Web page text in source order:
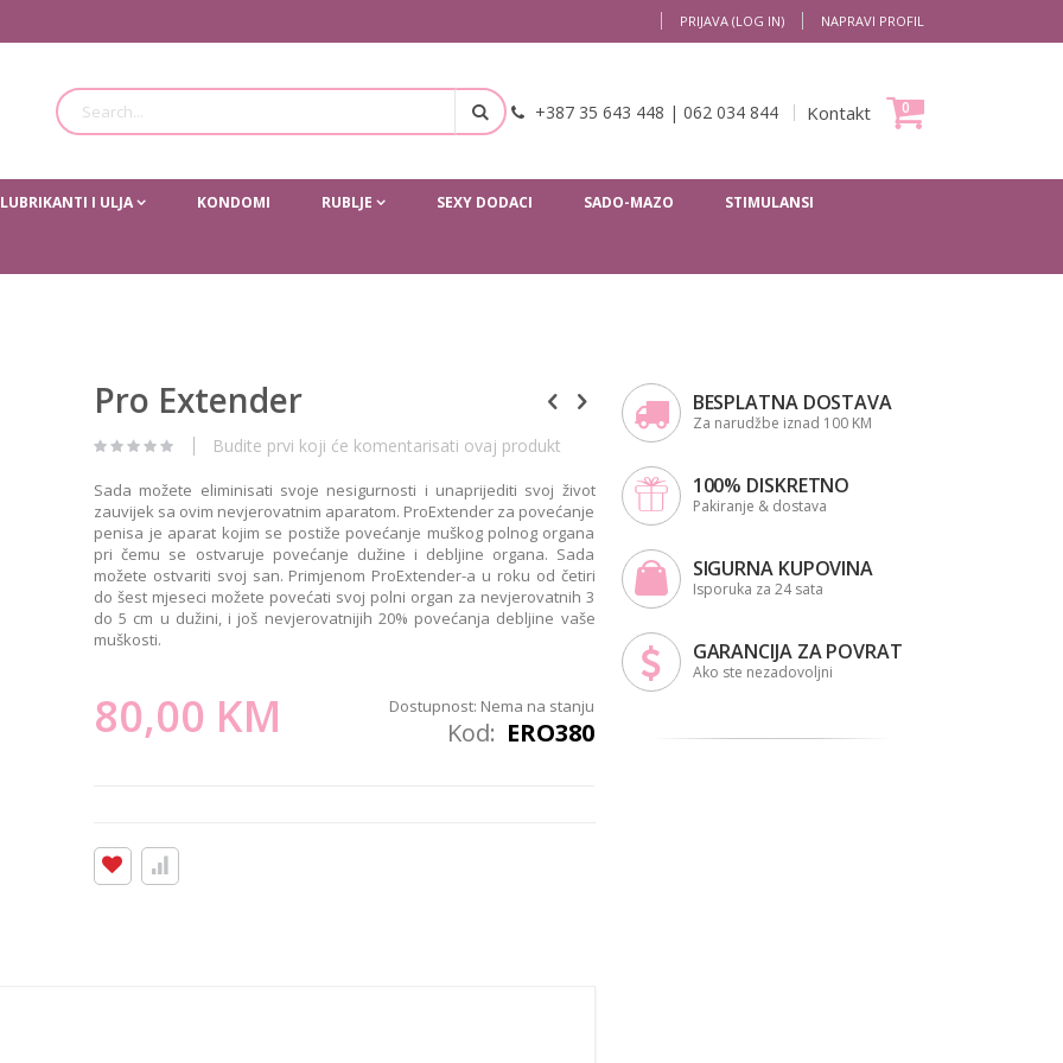
PRIJAVA (LOG IN) NAPRAVI PROFIL
Moja Korpa
0
+387 35 643 448 | 062 034 844 Kontakt
LUBRIKANTI I ULJA KONDOMI RUBLJE SEXY DODACI SADO-MAZO STIMULANSI
Pro Extender
Budite prvi koji će komentarisati ovaj produkt
Sada možete eliminisati svoje nesigurnosti i unaprijediti svoj život
zauvijek sa ovim nevjerovatnim aparatom. ProExtender za povećanje
penisa je aparat kojim se postiže povećanje muškog polnog organa
pri čemu se ostvaruje povećanje dužine i debljine organa. Sada
možete ostvariti svoj san. Primjenom ProExtender-a u roku od četiri
do šest mjeseci možete povećati svoj polni organ za nevjerovatnih 3
do 5 cm u dužini, i još nevjerovatnijih 20% povećanja debljine vaše
muškosti.
80,00 KM Dostupnost: Nema na stanju
Kod ERO380
svoj život zauvijek sa ovim nevjerovatnim aparatom. ProExtender za
BESPLATNA DOSTAVA
Za narudžbe iznad 100 KM
100% DISKRETNO
Pakiranje & dostava
SIGURNA KUPOVINA
Isporuka za 24 sata
GARANCIJA ZA POVRAT
Ako ste nezadovoljni